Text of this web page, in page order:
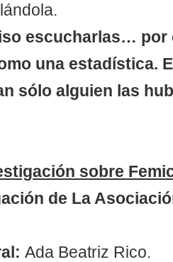
escucharlas… por
una estadística.
sólo alguien las
sobre
de La
Ada Beatriz Rico.